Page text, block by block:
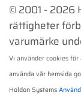
© 2001 - 2026
rättigheter
varumärke
Vi använder cookies
använda vår hemsida
Holdon Systems